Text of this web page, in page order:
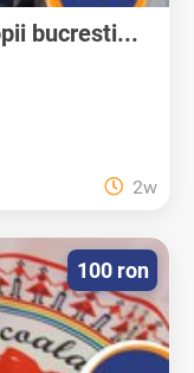
bucresti...
2w
100 ron